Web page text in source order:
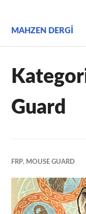
MAHZEN DERGI
Guard
FRP, MOUSE GUARD